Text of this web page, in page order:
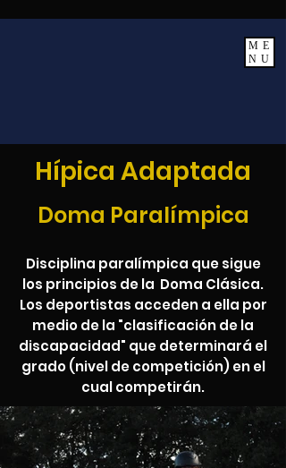
ME
NU
Hípica Adaptada
Doma Paralímpica
Disciplina paralímpica que sigue
los principios de la Doma Clásica.
Los deportistas acceden a ella por
medio de la "clasificación de la
discapacidad" que determinará el
grado (nivel de competición) en el
cual competirán.